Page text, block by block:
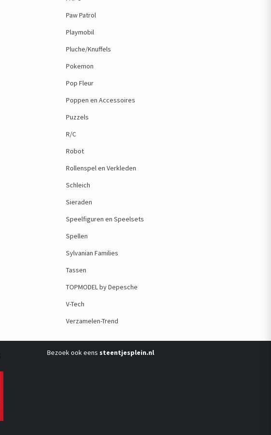
Paw Patrol
Playmobil
Pluche/Knuffels
Pokemon
Pop Fleur
Poppen en Accessoires
Puzzels
R/C
Robot
Rollenspel en Verkleden
Schleich
Sieraden
Speelfiguren en Speelsets
Spellen
Sylvanian Families
Tassen
TOPMODEL by Depesche
V-Tech
Verzamelen-Trend
Bezoek ook eens steentjesplein.nl